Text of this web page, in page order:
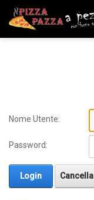
Nome Utente:
Password:
Login Cancella